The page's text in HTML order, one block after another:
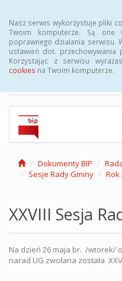
Nasz serwis wykorzystuje pliki
Twoim komputerze. Są one
poprawnego działania serwisu.
ustawień dot.
Korzystając z serwisu
cookies na Twoim komputerze.
Biuletyn
Publicznej
Dokumenty BIP
Sesje Rady Gminy
Rok
XXVIII Sesja
Na dzień 26 maja br. /wtorek/
narad UG zwołana została